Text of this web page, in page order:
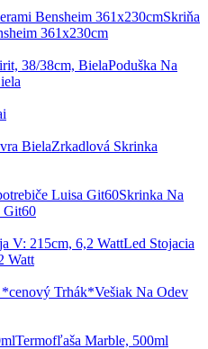
Skriňa
361x230cm
Poduška Na
Zrkadlová Skrinka
Skrinka Na
Git60
Led Stojacia
Watt
Vešiak Na Odev
Termofľaša Marble, 500ml